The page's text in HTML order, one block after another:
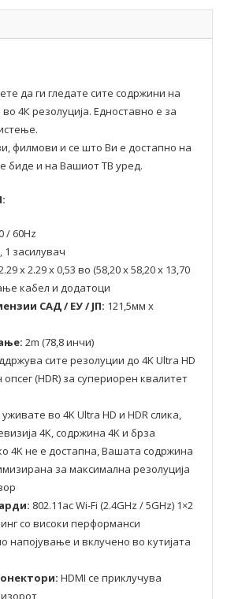
да ги гледате сите содржини на
4К резолуција. Едноставно е за
филмови и се што Ви е достапно на
биде и на Вашиот ТВ уред.
/ 60Hz
1 засилувач
x 2.29 x 0,53 во (58,20 x 58,20 x 13,70
кабел и додатоци
САД / ЕУ / ЈП: 121,5мм x
2m (78,8 инчи)
сите резолуции до 4K Ultra HD
(HDR) за супериорен квалитет
во 4K Ultra HD и HDR слика,
4K, содржина 4K и брза
4K не е достапна, Вашата содржина
за максимална резолуција
802.11ac Wi-Fi (2.4GHz / 5GHz) 1×2
со високи перформанси
напојување и вклучено во кутијата
HDMI се приклучува